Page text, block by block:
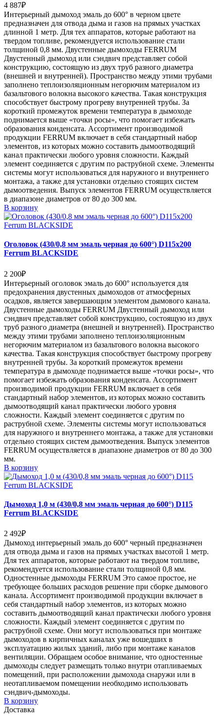
4 887₽
Интерьерный дымоход эмаль до 600° в черном цвете
предназначен для отвода дыма и газов на прямых участках
длинной 1 метр. Для тех аппаратов, которые работают на
твердом топливе, рекомендуется использование стали
толщиной 0,8 мм. Двустенные дымоходы FERRUM
Двустенный дымоход или сэндвич представляет собой
конструкцию, состоящую из двух труб разного диаметра
(внешней и внутренней). Пространство между этими трубами
заполнено теплоизоляционным негорючим материалом из
базальтового волокна высокого качества. Такая конструкция
способствует быстрому прогреву внутренней трубы. За
короткий промежуток времени температура в дымоходе
поднимается выше «точки росы», что помогает избежать
образования конденсата. Ассортимент производимой
продукции FERRUM включает в себя стандартный набор
элементов, из которых можно составить дымоотводящий
канал практически любого уровня сложности. Каждый
элемент соединяется с другим по раструбной схеме. Элементы
системы могут использоваться для наружного и внутреннего
монтажа, а также для установки отдельно стоящих систем
дымоотведения. Выпуск элементов FERRUM осуществляется
в диапазоне диаметров от 80 до 300 мм.
В корзину
Оголовок (430/0,8 мм эмаль черная до 600°) D115х200
Ferrum BLACKSIDE
2 200₽
Интерьерный оголовок эмаль до 600° используется для
предохранения двустенных дымоходов от атмосферных
осадков, является завершающим элементом дымового канала.
Двустенные дымоходы FERRUM Двустенный дымоход или
сэндвич представляет собой конструкцию, состоящую из двух
труб разного диаметра (внешней и внутренней). Пространство
между этими трубами заполнено теплоизоляционным
негорючим материалом из базальтового волокна высокого
качества. Такая конструкция способствует быстрому прогреву
внутренней трубы. За короткий промежуток времени
температура в дымоходе поднимается выше «точки росы», что
помогает избежать образования конденсата. Ассортимент
производимой продукции FERRUM включает в себя
стандартный набор элементов, из которых можно составить
дымоотводящий канал практически любого уровня
сложности. Каждый элемент соединяется с другим по
раструбной схеме. Элементы системы могут использоваться
для наружного и внутреннего монтажа, а также для установки
отдельно стоящих систем дымоотведения. Выпуск элементов
FERRUM осуществляется в диапазоне диаметров от 80 до 300
мм.
В корзину
Дымоход 1,0 м (430/0,8 мм эмаль черная до 600°) D115
Ferrum BLACKSIDE
2 492₽
Дымоход интерьерный эмаль до 600° черный предназначен
для отвода дыма и газов на прямых участках высотой 1 метр.
Для тех аппаратов, которые работают на твердом топливе,
рекомендуется использование стали толщиной 0,8 мм.
Одностенные дымоходы FERRUM Это самое простое, не
требующее больших расходов решение при сборке дымового
канала. Ассортимент производимой продукции включает в
себя стандартный набор элементов, из которых можно
составить дымоотводящий канал практически любого уровня
сложности. Каждый элемент соединяется с другим по
раструбной схеме. Они могут использоваться при монтаже
дымоходов в кирпичных каналах уже вошедших в
эксплуатацию жилых зданий, либо при монтаже каналов
вентиляции. Обращаем особое внимание, что одностенные
дымоходы следует размещать только внутри отапливаемых
помещений, при расположении дымохода снаружи или в
неотапливаемом помещении необходимо использовать
сэндвич-дымоходы.
В корзину
Доставка